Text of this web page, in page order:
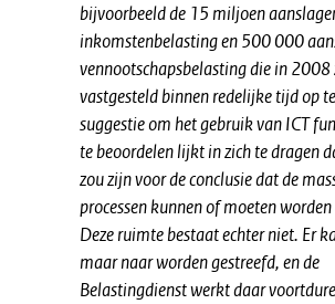
bijvoorbeeld de 15 miljoen
inkomstenbelasting en 500 000
vennootschapsbelasting die in 2008
vastgesteld binnen redelijke tijd op
suggestie om het gebruik van ICT
te beoordelen lijkt in zich te dragen
zou zijn voor de conclusie dat de
processen kunnen of moeten
Deze ruimte bestaat echter niet. Er
maar naar worden gestreefd, en de
Belastingdienst werkt daar